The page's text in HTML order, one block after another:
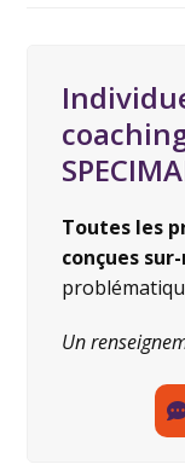
Toutes les
conçues
Un